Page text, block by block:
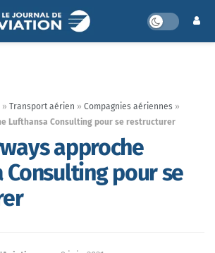
» Transport aérien » Compagnies aériennes »
Lufthansa Consulting pour se restructurer
approche
Consulting pour se